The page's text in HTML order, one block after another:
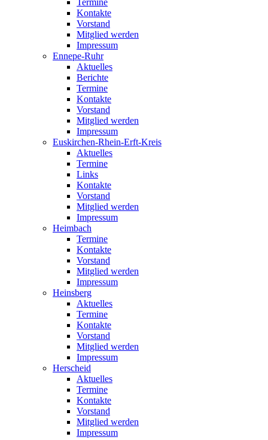
Termine
Kontakte
Vorstand
Mitglied werden
Impressum
Ennepe-Ruhr
Aktuelles
Berichte
Termine
Kontakte
Vorstand
Mitglied werden
Impressum
Euskirchen-Rhein-Erft-Kreis
Aktuelles
Termine
Links
Kontakte
Vorstand
Mitglied werden
Impressum
Heimbach
Termine
Kontakte
Vorstand
Mitglied werden
Impressum
Heinsberg
Aktuelles
Termine
Kontakte
Vorstand
Mitglied werden
Impressum
Herscheid
Aktuelles
Termine
Kontakte
Vorstand
Mitglied werden
Impressum